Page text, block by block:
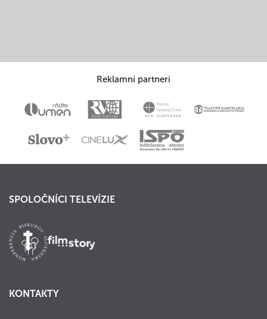
Reklamní partneri
SPOLOČNÍCI TELEVÍZIE
KONTAKTY